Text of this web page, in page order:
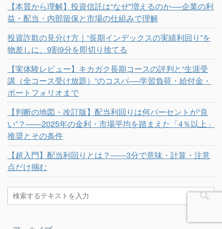
【本質から理解】投資信託は“なぜ”増えるのか──企業の利
益・配当・内部留保と市場の仕組みで理解
投資詐欺の見分け方｜“長期インデックスの実績利回り”を
物差しに、9割9分を即切り捨てる
【実体験レビュー】キカガク長期コースの評判と“生涯受
講（全コース受け放題）”のコスパ──学習負荷・給付金・
ポートフォリオまで
【判断の地図・改訂版】配当利回りは何パーセントが“良
い”？——2025年の金利・市場平均を踏まえた「4％以上」
推奨とその条件
【超入門】配当利回りとは？――3分で意味・計算・注意
点だけ掴む